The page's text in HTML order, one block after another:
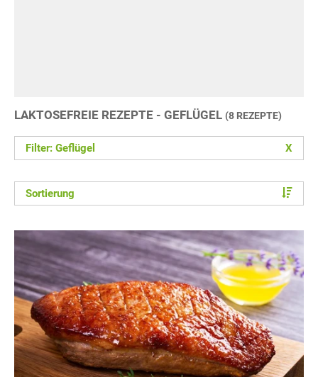
LAKTOSEFREIE REZEPTE - GEFLÜGEL (8 REZEPTE)
Filter: Geflügel X
Sortierung